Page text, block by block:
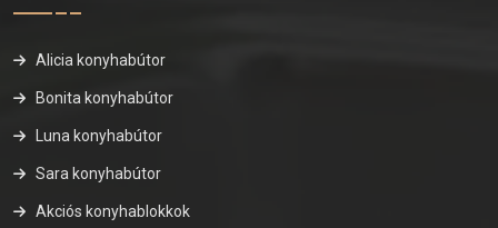
Alicia konyhabútor
Bonita konyhabútor
Luna konyhabútor
Sara konyhabútor
Akciós konyhablokkok